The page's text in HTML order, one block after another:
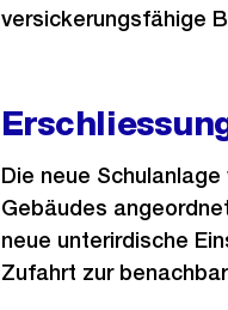
versickerungsfähige
Die neue
Gebäudes
neue unterirdische
Zufahrt zur